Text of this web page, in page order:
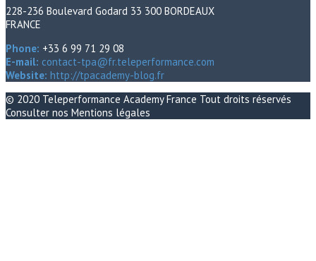
228-236 Boulevard Godard 33 300 BORDEAUX
FRANCE
Phone: +33 6 99 71 29 08
E-mail: contact-tpa@fr.teleperformance.com
Website: http://tpacademy-blog.fr
© 2020 Teleperformance Academy France Tout droits réservés
Consulter nos Mentions légales